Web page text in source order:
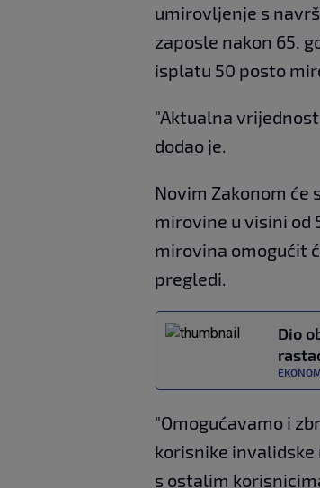
umirovljenje s
zaposle nakon 65.
isplatu 50 posto
"Aktualna
dodao je.
Novim Zakonom
mirovine u visini od
mirovina omogućit
pregledi.
Dio
"Omogućavamo i
korisnike
s ostalim